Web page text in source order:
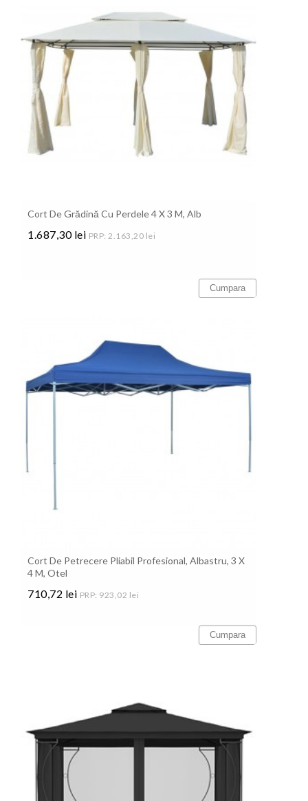
Cort De Grădină Cu Perdele 4 X 3 M, Alb
1.687,30 lei PRP: 2.163,20 lei
Cumpara
Cort De Petrecere Pliabil Profesional, Albastru, 3 X
4 M, Otel
710,72 lei PRP: 923,02 lei
Cumpara